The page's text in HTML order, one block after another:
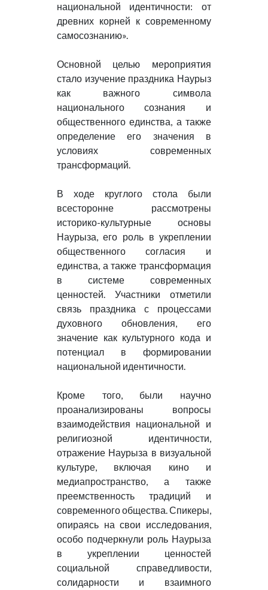
национальной идентичности: от
древних корней к современному
самосознанию».
Основной целью мероприятия
стало изучение праздника Наурыз
как важного символа
национального сознания и
общественного единства, а также
определение его значения в
условиях современных
трансформаций.
В ходе круглого стола были
всесторонне рассмотрены
историко-культурные основы
Наурыза, его роль в укреплении
общественного согласия и
единства, а также трансформация
в системе современных
ценностей. Участники отметили
связь праздника с процессами
духовного обновления, его
значение как культурного кода и
потенциал в формировании
национальной идентичности.
Кроме того, были научно
проанализированы вопросы
взаимодействия национальной и
религиозной идентичности,
отражение Наурыза в визуальной
культуре, включая кино и
медиапространство, а также
преемственность традиций и
современного общества. Спикеры,
опираясь на свои исследования,
особо подчеркнули роль Наурыза
в укреплении ценностей
социальной справедливости,
солидарности и взаимного